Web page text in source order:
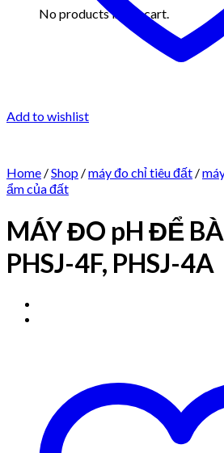
No products in the cart.
Add to wishlist
Home /Shop /máy đo chỉ tiêu đất /
ẩm của đất
MÁY ĐO pH ĐỂ
PHSJ-4F, PHSJ-4A